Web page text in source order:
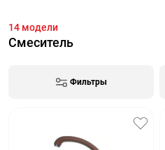
14 модели
Смеситель
Фильтры